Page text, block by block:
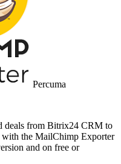
Percuma
deals from Bitrix24 CRM to
the MailChimp Exporter
and on free or